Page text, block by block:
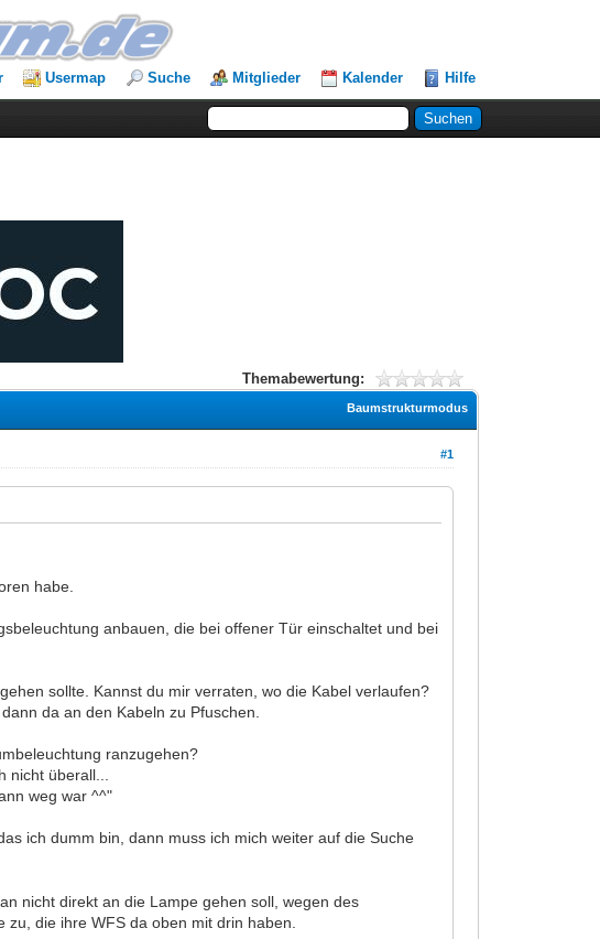
Usermap Suche Mitglieder Kalender Hilfe
Themabewertung:
Baumstrukturmodus
#1
habe.
anbauen, die bei offener Tür einschaltet und bei
sollte. Kannst du mir verraten, wo die Kabel verlaufen?
da an den Kabeln zu Pfuschen.
ranzugehen?
nicht überall...
weg war ^^"
ich dumm bin, dann muss ich mich weiter auf die Suche
nicht direkt an die Lampe gehen soll, wegen des
die ihre WFS da oben mit drin haben.